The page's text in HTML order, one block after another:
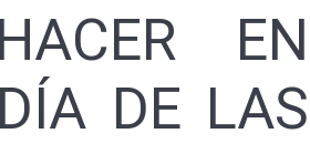
EN
DE LAS